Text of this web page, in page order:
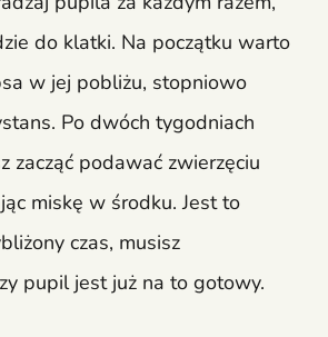
do klatki. Na początku warto
w jej pobliżu, stopniowo
Po dwóch tygodniach
zacząć podawać zwierzęciu
miskę w środku. Jest to
czas, musisz
pupil jest już na to gotowy.